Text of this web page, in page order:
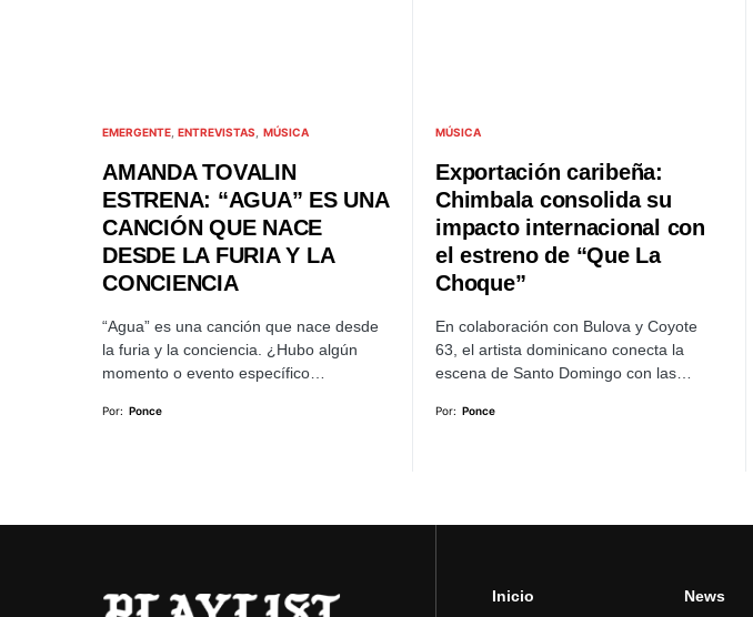
EMERGENTE ENTREVISTAS MÚSICA
AMANDA TOVALIN
ESTRENA: “AGUA” ES UNA
CANCIÓN QUE NACE
DESDE LA FURIA Y LA
CONCIENCIA
“Agua” es una canción que nace desde
la furia y la conciencia. ¿Hubo algún
momento o evento específico…
Por: Ponce
MÚSICA
Exportación caribeña:
Chimbala consolida su
impacto internacional con
el estreno de “Que La
Choque”
En colaboración con Bulova y Coyote
63, el artista dominicano conecta la
escena de Santo Domingo con las…
Por: Ponce
Inicio News